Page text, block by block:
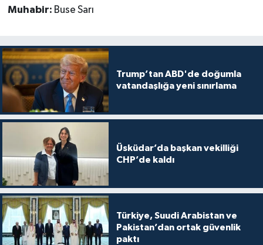
Muhabir: Buse Sarı
Trump’tan ABD'de doğumla
vatandaşlığa yeni sınırlama
Üsküdar’da başkan vekilliği
CHP’de kaldı
Türkiye, Suudi Arabistan ve
Pakistan’dan ortak güvenlik
paktı